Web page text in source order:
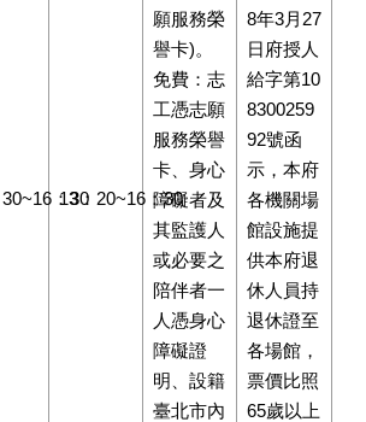
願服務榮
譽卡)。
免費：志
工憑志願
服務榮譽
卡、身心
障礙者及
其監護人
或必要之
陪伴者一
人憑身心
障礙證
明、設籍
臺北市內
8年3月27
日府授人
給字第10
8300259
92號函
示，本府
各機關場
館設施提
供本府退
休人員持
退休證至
各場館，
票價比照
65歲以上
：30
13：20~16：30